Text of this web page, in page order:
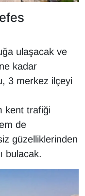
ulaşacak ve
kadar
3 merkez ilçeyi
kent trafiği
de
güzelliklerinden
bulacak.